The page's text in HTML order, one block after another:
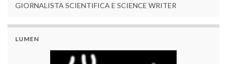
GIORNALISTA SCIENTIFICA E SCIENCE WRITER
LUMEN